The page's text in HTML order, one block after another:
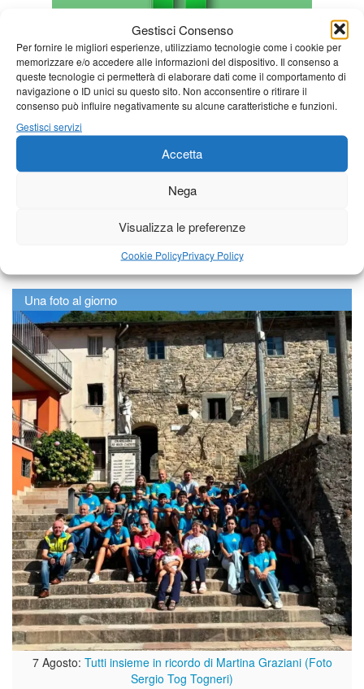
Gestisci Consenso
Per fornire le migliori esperienze, utilizziamo tecnologie come i cookie per
memorizzare e/o accedere alle informazioni del dispositivo. Il consenso a
queste tecnologie ci permetterà di elaborare dati come il comportamento di
navigazione o ID unici su questo sito. Non acconsentire o ritirare il
consenso può influire negativamente su alcune caratteristiche e funzioni.
Gestisci servizi
Accetta
Nega
Visualizza le preferenze
Cookie PolicyPrivacy Policy
Una foto al giorno
7 Agosto: Tutti insieme in ricordo di Martina Graziani (Foto
Sergio Tog Togneri)